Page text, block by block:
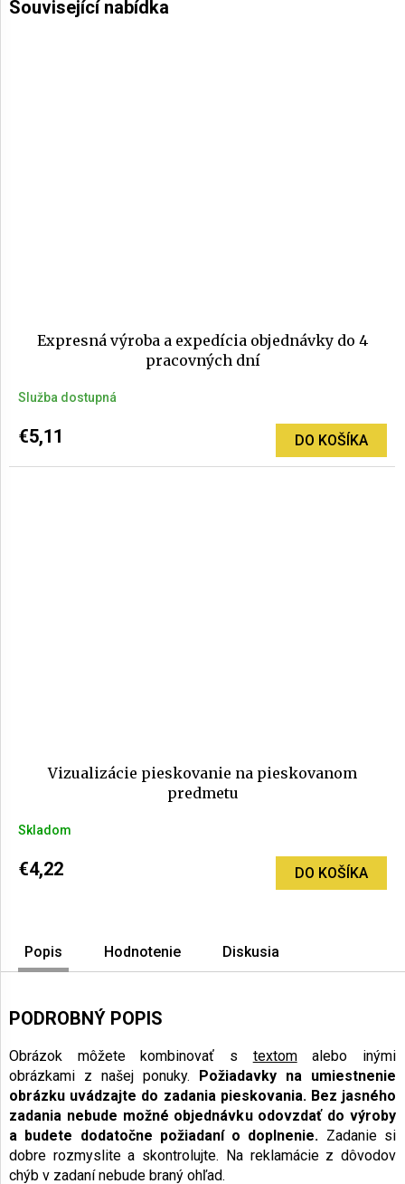
Expresná výroba a expedícia objednávky do 4
pracovných dní
Služba dostupná
€5,11 DO KOŠÍKA
Vizualizácie pieskovanie na pieskovanom
predmetu
Skladom
€4,22 DO KOŠÍKA
Popis Hodnotenie Diskusia
PODROBNÝ POPIS
Obrázok môžete kombinovať s textomalebo inými
obrázkami z našej ponuky. Požiadavky na umiestnenie
obrázku uvádzajte do zadania pieskovania. Bez jasného
zadania nebude možné objednávku odovzdať do výroby
a budete dodatočne požiadaní o doplnenie. Zadanie si
dobre rozmyslite a skontrolujte. Na reklamácie z dôvodov
chýb v zadaní nebude braný ohľad.